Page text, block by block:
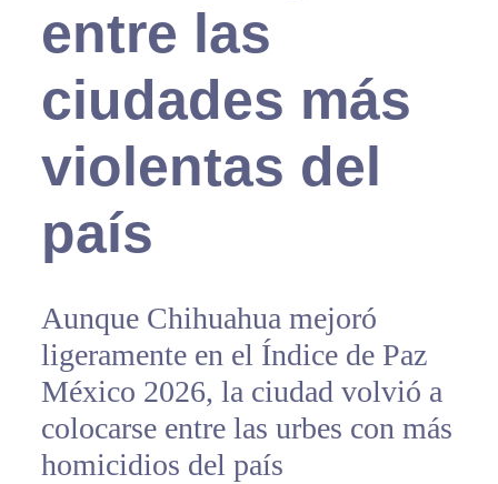
entre las
ciudades más
violentas del
país
Aunque Chihuahua mejoró
ligeramente en el Índice de Paz
México 2026, la ciudad volvió a
colocarse entre las urbes con más
homicidios del país